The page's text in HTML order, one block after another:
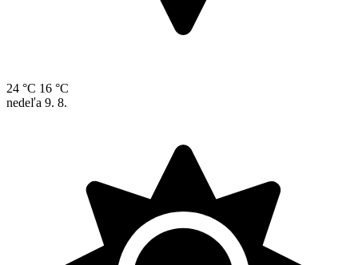
24 °C 16 °C
nedeľa 9. 8.